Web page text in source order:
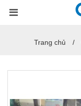
Trang chủ